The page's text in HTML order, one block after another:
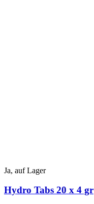
Ja, auf Lager
Hydro Tabs 20 x 4 gr